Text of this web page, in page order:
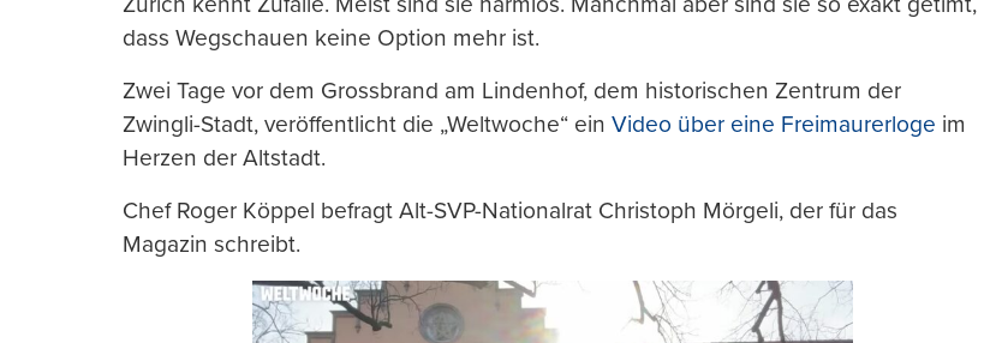
dass Wegschauen keine Option mehr ist.
Zwei Tage vor dem Grossbrand am Lindenhof, dem historischen Zentrum der
Zwingli-Stadt, veröffentlicht die „Weltwoche“ ein Video über eine Freimaurerloge im
Herzen der Altstadt.
Chef Roger Köppel befragt Alt-SVP-Nationalrat Christoph Mörgeli, der für das
Magazin schreibt.